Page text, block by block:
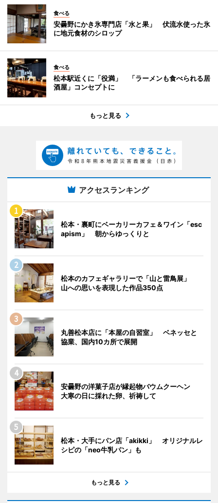
食べる
安曇野にかき氷専門店「水と果」 伏流水使った氷
に地元食材のシロップ
食べる
松本駅近くに「役満」 「ラーメンも食べられる居
酒屋」コンセプトに
もっと見る
アクセスランキング
松本・裏町にベーカリーカフェ＆ワイン「esc
apism」 朝からゆっくりと
松本のカフェギャラリーで「山と雷鳥展」
山への思いを表現した作品350点
丸善松本店に「本屋の自習室」 ベネッセと
協業、国内10カ所で展開
安曇野の洋菓子店が縁起物バウムクーヘン
大寒の日に採れた卵、祈祷して
松本・大手にパン店「akikki」 オリジナルレ
シピの「neo牛乳パン」も
もっと見る